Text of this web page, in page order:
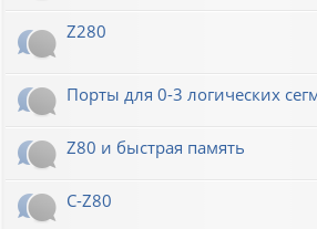
Z280
Порты для 0-3 логических
Z80 и быстрая память
C-Z80